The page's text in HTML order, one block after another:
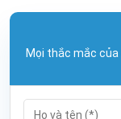
Mọi thắc mắc